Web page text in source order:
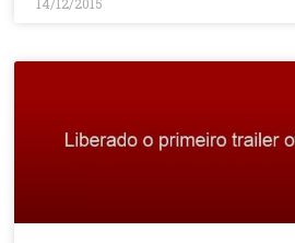
14/12/2015